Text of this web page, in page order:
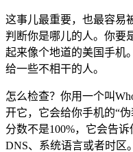
这事儿最重要，也最容易
判断你是哪儿的人。你要
起来像个地道的美国手机
给一些不相干的人。
怎么检查？你用一个叫
开它，它会给你手机的“
分数不是100%，它会告
DNS、系统语言或者时区